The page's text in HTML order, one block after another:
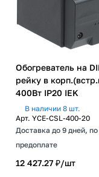
Обогреватель на
рейку в
400Вт IP20 IEK
В наличии 8 шт.
Арт. YCE-CSL-400-20
Доставка до 9 дней,
предоплате
12 427.27 ₽/шт